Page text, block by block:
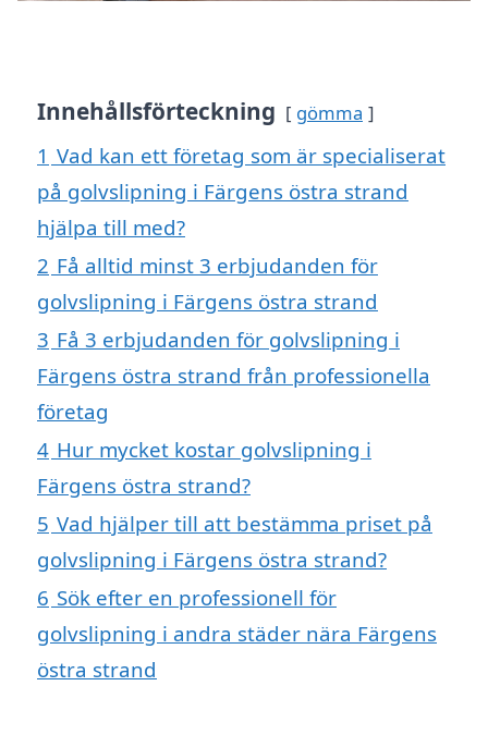
Innehållsförteckning gömma
1 Vad kan ett företag som är specialiserat
på golvslipning i Färgens östra strand
hjälpa till med?
2 Få alltid minst 3 erbjudanden för
golvslipning i Färgens östra strand
3 Få 3 erbjudanden för golvslipning i
Färgens östra strand från professionella
företag
4 Hur mycket kostar golvslipning i
Färgens östra strand?
5 Vad hjälper till att bestämma priset på
golvslipning i Färgens östra strand?
6 Sök efter en professionell för
golvslipning i andra städer nära Färgens
östra strand